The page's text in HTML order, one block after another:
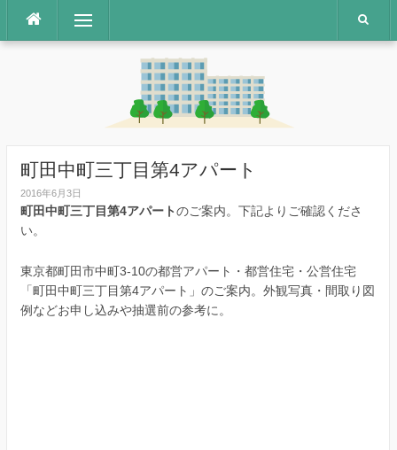
テ
メニュー
町田中町三丁目第4アパート
2016年6月3日
町田中町三丁目第4アパートのご案内。下記よりご確認くださ
い。
東京都町田市中町3-10の都営アパート・都営住宅・公営住宅
「町田中町三丁目第4アパート」のご案内。外観写真・間取り図
例などお申し込みや抽選前の参考に。